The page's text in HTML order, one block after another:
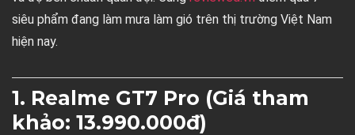
siêu phẩm đang làm mưa làm gió trên thị trường Việt Nam
hiện nay.
1. Realme GT7 Pro (Giá tham
khảo: 13.990.000đ)